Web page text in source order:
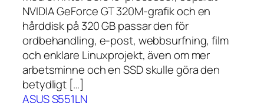
NVIDIA GeForce GT 320M-grafik och en
hårddisk på 320 GB passar den för
ordbehandling, e-post, webbsurfning, film
och enklare Linuxprojekt, även om mer
arbetsminne och en SSD skulle göra den
betydligt […]
ASUS S551LN